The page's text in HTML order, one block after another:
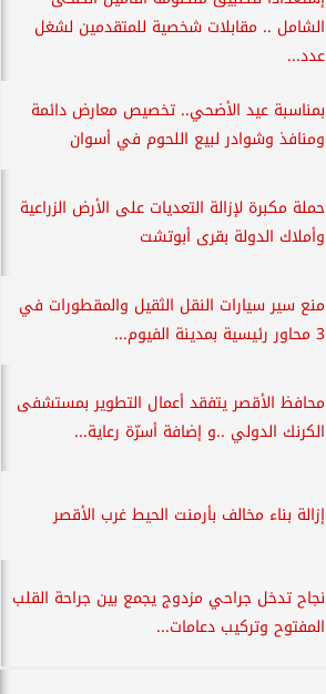
الشامل .. مقابلات شخصية للمتقدمين لشغل
عدد...
بمناسبة عيد الأضحي.. تخصيص معارض دائمة
ومنافذ وشوادر لبيع اللحوم في أسوان
حملة مكبرة لإزالة التعديات على الأرض الزراعية
وأملاك الدولة بقرى أبوتشت
منع سير سيارات النقل الثقيل والمقطورات في
3 محاور رئيسية بمدينة الفيوم...
محافظ الأقصر يتفقد أعمال التطوير بمستشفى
الكرنك الدولي ..و إضافة أسرّة رعاية...
إزالة بناء مخالف بأرمنت الحيط غرب الأقصر
نجاح تدخل جراحي مزدوج يجمع بين جراحة القلب
المفتوح وتركيب دعامات...